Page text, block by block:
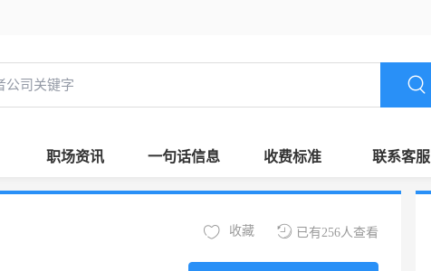
职场资讯 一句话信息 收费标准 联系客服
已有256人查看
收藏